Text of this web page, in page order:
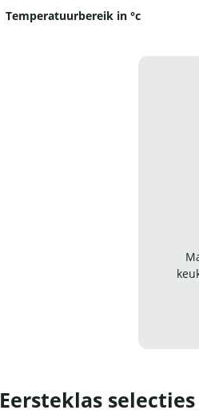
Temperatuurbereik in °c
Eersteklas